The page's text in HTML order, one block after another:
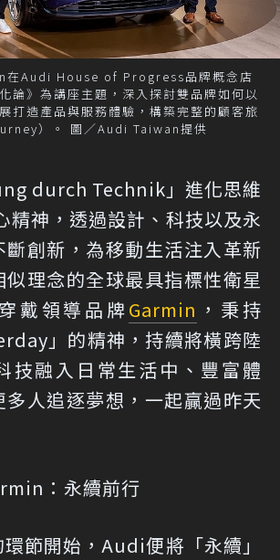
在Audi House of Progress品牌概念店
論》為講座主題，深入探討雙品牌如何以
打造產品與服務體驗，構築完整的顧客旅
）。 圖／Audi Taiwan提供
durch Technik」進化思維
精神，透過設計、科技以及永
創新，為移動生活注入革新
理念的全球最具指標性衛星
戴領導品牌Garmin ，秉持
」的精神，持續將橫跨陸
技融入日常生活中、豐富體
人追逐夢想，一起贏過昨天
：永續前行
節開始，Audi便將「永續」